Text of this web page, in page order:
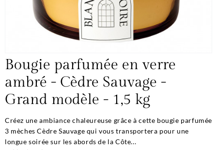
Bougie parfumée en verre
ambré - Cèdre Sauvage -
Grand modèle - 1,5 kg
Créez une ambiance chaleureuse grâce à cette bougie parfumée
3 mèches Cèdre Sauvage qui vous transportera pour une
longue soirée sur les abords de la Côte...